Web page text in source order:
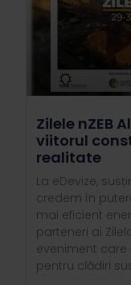
Zilele nZEB
viitorul
realitate
La eDevize,
credem în
mai eficient
parteneri ai
eveniment
pentru clădiri